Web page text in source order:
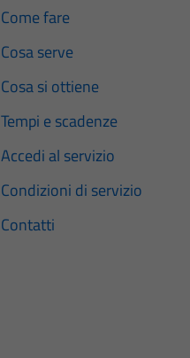
Come fare
Cosa serve
Cosa si ottiene
Tempi e scadenze
Accedi al servizio
Condizioni di servizio
Contatti